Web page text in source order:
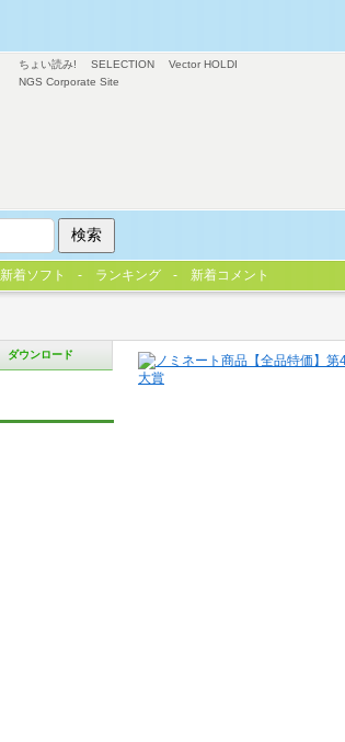
ダウンロード
ちょい読み! SELECTION
Vector HOLDI
NGS Corporate Site
新着ソフト ランキング 新着コメント